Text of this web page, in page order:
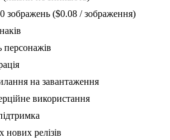
зображень ($0.08 / зображення)
персонажів
на завантаження
використання
нових релізів